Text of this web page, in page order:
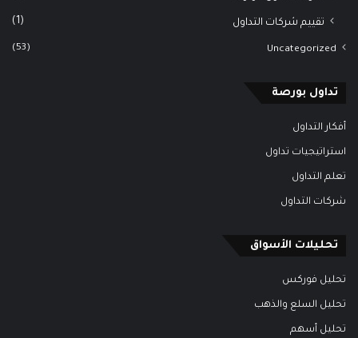
تقييم شركات التداول (1)
Uncategorized
(53)
تداول بورصة
أفكار التداول
استراتيجيات تداول
تعلم التداول
شركات التداول
تحليلات الأسواق
تحليل فوركس
تحليل السلع والذهب
تحليل أسهم